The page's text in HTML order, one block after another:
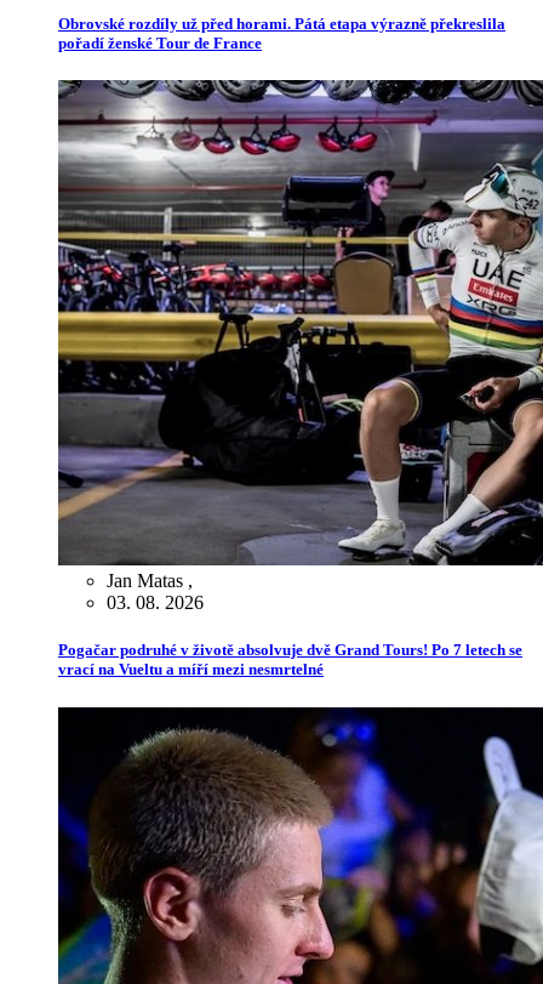
Obrovské rozdíly už před horami. Pátá etapa výrazně překreslila
pořadí ženské Tour de France
Jan Matas ,
03. 08. 2026
Pogačar podruhé v životě absolvuje dvě Grand Tours! Po 7 letech se
vrací na Vueltu a míří mezi nesmrtelné